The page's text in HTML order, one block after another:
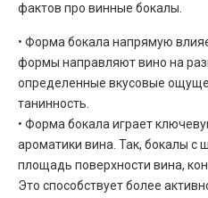
фактов про винные бокалы.
• Форма бокала напрямую
формы направляют вино на
определенные вкусовые
танинность.
• Форма бокала играет
ароматики вина. Так, бокалы с
площадь поверхности вина,
Это способствует более